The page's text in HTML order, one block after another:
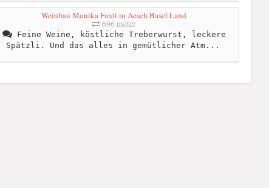
Weinbau Monika Fanti in Aesch Basel Land
696 meter
Feine Weine, köstliche Treberwurst, leckere
Spätzli. Und das alles in gemütlicher Atm...